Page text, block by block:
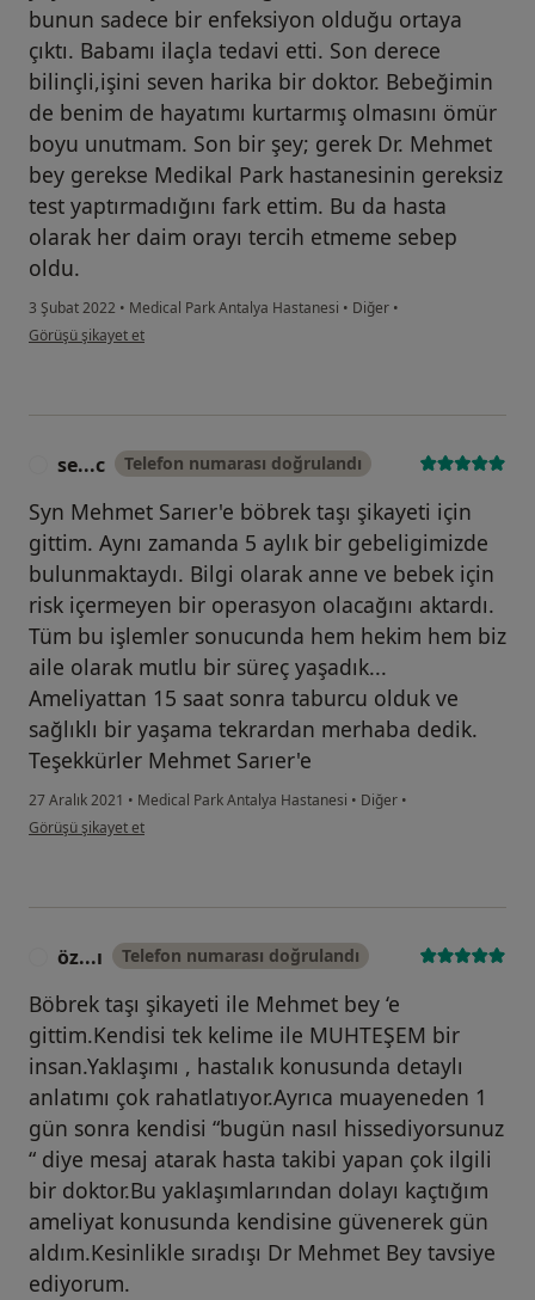
bunun sadece bir enfeksiyon olduğu ortaya
çıktı. Babamı ilaçla tedavi etti. Son derece
bilinçli,işini seven harika bir doktor. Bebeğimin
de benim de hayatımı kurtarmış olmasını ömür
boyu unutmam. Son bir şey; gerek Dr. Mehmet
bey gerekse Medikal Park hastanesinin gereksiz
test yaptırmadığını fark ettim. Bu da hasta
olarak her daim orayı tercih etmeme sebep
oldu.
3 Şubat 2022 • Medical Park Antalya Hastanesi • Diğer •
kullanıcının görüşüne göre ba...s
Görüşü şikayet et
se...c Telefon numarası doğrulandı
Syn Mehmet Sarıer'e böbrek taşı şikayeti için
gittim. Aynı zamanda 5 aylık bir gebeligimizde
bulunmaktaydı. Bilgi olarak anne ve bebek için
risk içermeyen bir operasyon olacağını aktardı.
Tüm bu işlemler sonucunda hem hekim hem biz
aile olarak mutlu bir süreç yaşadık...
Ameliyattan 15 saat sonra taburcu olduk ve
sağlıklı bir yaşama tekrardan merhaba dedik.
Teşekkürler Mehmet Sarıer'e
27 Aralık 2021 • Medical Park Antalya Hastanesi • Diğer •
kullanıcının görüşüne göre se...c
Görüşü şikayet et
öz...ı Telefon numarası doğrulandı
Böbrek taşı şikayeti ile Mehmet bey ‘e
gittim.Kendisi tek kelime ile MUHTEŞEM bir
insan.Yaklaşımı , hastalık konusunda detaylı
anlatımı çok rahatlatıyor.Ayrıca muayeneden 1
gün sonra kendisi “bugün nasıl hissediyorsunuz
“ diye mesaj atarak hasta takibi yapan çok ilgili
bir doktor.Bu yaklaşımlarından dolayı kaçtığım
ameliyat konusunda kendisine güvenerek gün
aldım.Kesinlikle sıradışı Dr Mehmet Bey tavsiye
ediyorum.